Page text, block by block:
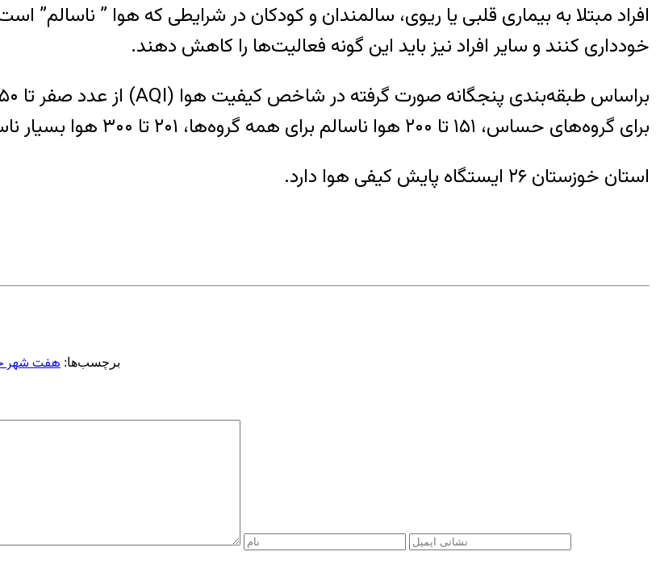
افراد مبتلا به بیماری قلبی یا ریوی، سالمندان و کودکان در شرایطی که هوا ” ناسالم”
خودداری کنند و سایر افراد نیز باید این گونه فعالیت‌ها را کاهش دهند.
برای گروه‌های حساس، ۱۵۱ تا ۲۰۰ هوا ناسالم برای همه گروه‌ها، ۲۰۱ تا ۳۰۰ هوا بسیار ناسالم و ۳۰۱ تا ۵۰۰ شرایط کیفی هوا خطرناک است.
استان خوزستان ۲۶ ایستگاه پایش کیفی هوا دارد.
برچسب‌ها: هفت شهر